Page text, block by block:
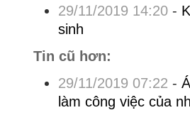
29/11/2019 14:20-
sinh
Tin cũ hơn:
29/11/2019 07:22 -
làm công việc của